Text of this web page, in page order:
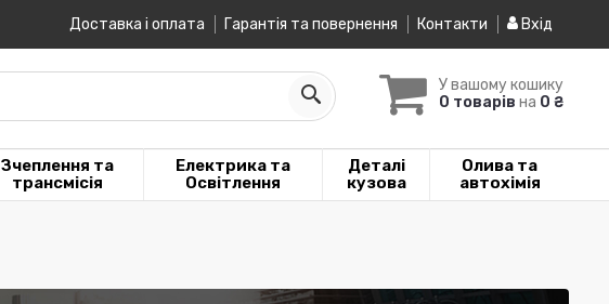
Доставка і оплата Гарантія та повернення Контакти Вхід
У вашому кошику
0 товарів на 0 ₴
Зчеплення та
трансмісія
Електрика та
Освітлення
Деталі
кузова
Олива та
автохімія